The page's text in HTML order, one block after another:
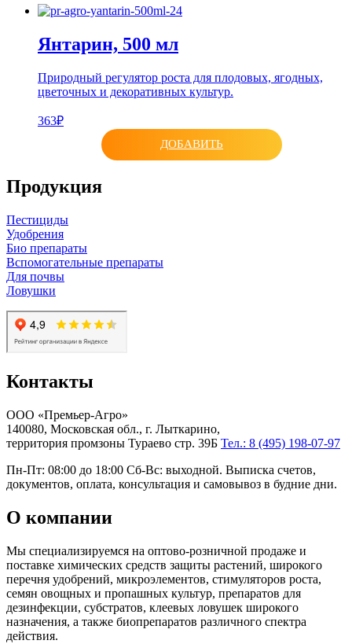
Янтарин, 500 мл
Природный регулятор роста для плодовых, ягодных,
цветочных и декоративных культур.
363₽
ДОБАВИТЬ
Продукция
Пестициды
Удобрения
Био препараты
Вспомогательные препараты
Для почвы
Ловушки
Контакты
ООО «Премьер-Агро»
140080, Московская обл., г. Лыткарино,
территория промзоны Тураево стр. 39Б Тел.: 8 (495) 198-07-97
Пн-Пт: 08:00 до 18:00 Сб-Вс: выходной. Выписка счетов,
документов, оплата, консультация и самовывоз в будние дни.
О компании
Мы специализируемся на оптово-розничной продаже и
поставке химических средств защиты растений, широкого
перечня удобрений, микроэлементов, стимуляторов роста,
семян овощных и пропашных культур, препаратов для
дезинфекции, субстратов, клеевых ловушек широкого
назначения, а также биопрепаратов различного спектра
действия.